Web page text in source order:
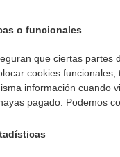
o funcionales
que ciertas partes
cookies
información cuando
pagado. Podemos